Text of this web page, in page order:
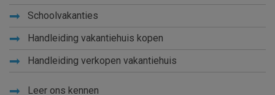
Schoolvakanties
Handleiding vakantiehuis kopen
Handleiding verkopen vakantiehuis
Leer ons kennen